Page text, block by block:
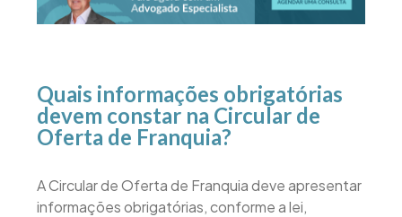
Quais informações obrigatórias
devem constar na Circular de
Oferta de Franquia?
A Circular de Oferta de Franquia deve apresentar
informações obrigatórias, conforme a lei,